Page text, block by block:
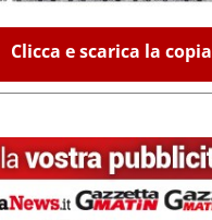
Clicca e scarica la copia